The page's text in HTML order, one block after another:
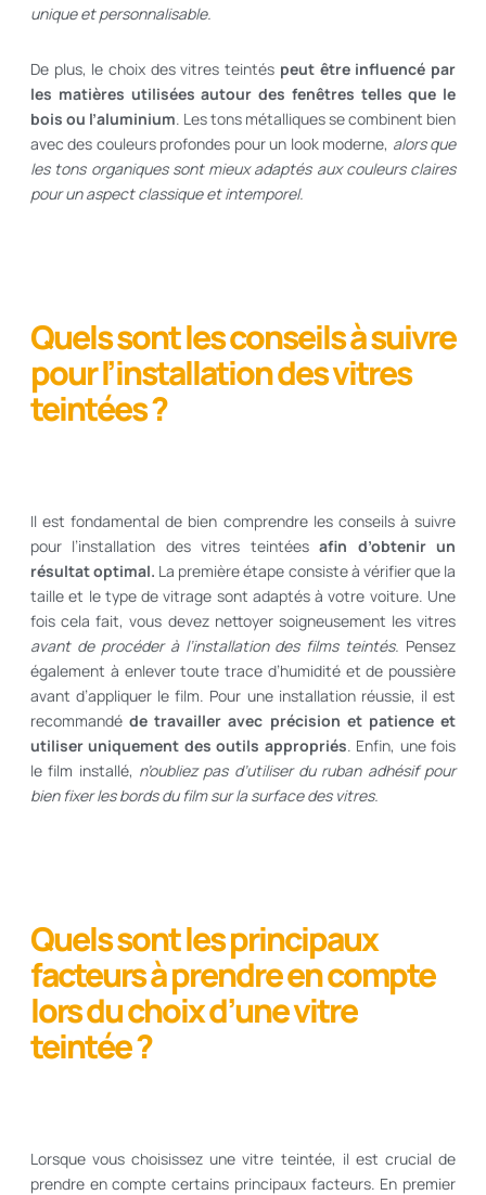
unique et personnalisable.
De plus, le choix des vitres teintés peut être influencé par
les matières utilisées autour des fenêtres telles que le
bois ou l’aluminium. Les tons métalliques se combinent bien
avec des couleurs profondes pour un look moderne, alors que
les tons organiques sont mieux adaptés aux couleurs claires
pour un aspect classique et intemporel.
Quels sont les conseils à suivre
pour l’installation des vitres
teintées ?
Il est fondamental de bien comprendre les conseils à suivre
pour l’installation des vitres teintéesafin d’obtenir un
résultat optimal. La première étape consiste à vérifier que la
taille et le type de vitrage sont adaptés à votre voiture. Une
fois cela fait, vous devez nettoyer soigneusement les vitres
avant de procéder à l’installation des films teintés. Pensez
également à enlever toute trace d’humidité et de poussière
avant d’appliquer le film. Pour une installation réussie, il est
recommandéde travailler avec précision et patience et
utiliser uniquement des outils appropriés. Enfin, une fois
le film installé, n’oubliez pas d’utiliser du ruban adhésif pour
bien fixer les bords du film sur la surface des vitres.
Quels sont les principaux
facteurs à prendre en compte
lors du choix d’une vitre
teintée ?
Lorsque vous choisissez une vitre teintée, il est crucial de
prendre en compte certains principaux facteurs. En premier